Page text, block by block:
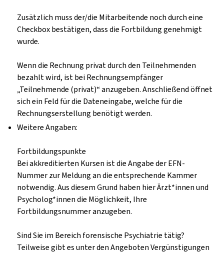
Zusätzlich muss der/die Mitarbeitende noch durch eine
Checkbox bestätigen, dass die Fortbildung genehmigt
wurde.
Wenn die Rechnung privat durch den Teilnehmenden
bezahlt wird, ist bei Rechnungsempfänger
„Teilnehmende (privat)“ anzugeben. Anschließend öffnet
sich ein Feld für die Dateneingabe, welche für die
Rechnungserstellung benötigt werden.
Weitere Angaben:
Fortbildungspunkte
Bei akkreditierten Kursen ist die Angabe der EFN-
Nummer zur Meldung an die entsprechende Kammer
notwendig. Aus diesem Grund haben hier Ärzt*innen und
Psycholog*innen die Möglichkeit, Ihre
Fortbildungsnummer anzugeben.
Sind Sie im Bereich forensische Psychiatrie tätig?
Teilweise gibt es unter den Angeboten Vergünstigungen